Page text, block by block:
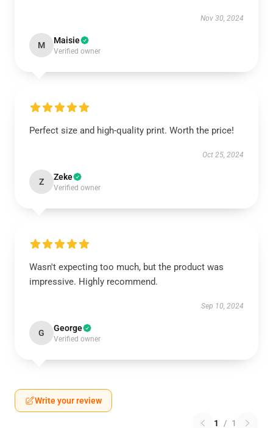
Nov 30, 2024
M Maisie
Verified owner
Perfect size and high-quality print. Worth the price!
Oct 25, 2024
Z Zeke
Verified owner
Wasn't expecting too much, but the product was
impressive. Highly recommend.
Sep 10, 2024
G George
Verified owner
Write your review
1 / 1